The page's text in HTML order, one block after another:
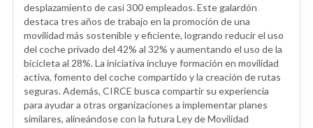
desplazamiento de casi 300 empleados. Este galardón
destaca tres años de trabajo en la promoción de una
movilidad más sostenible y eficiente, logrando reducir el uso
del coche privado del 42% al 32% y aumentando el uso de la
bicicleta al 28%. La iniciativa incluye formación en movilidad
activa, fomento del coche compartido y la creación de rutas
seguras. Además, CIRCE busca compartir su experiencia
para ayudar a otras organizaciones a implementar planes
similares, alineándose con la futura Ley de Movilidad